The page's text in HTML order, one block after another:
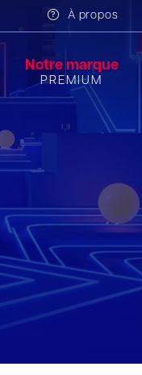
Notre marque
PREMIUM
À propos